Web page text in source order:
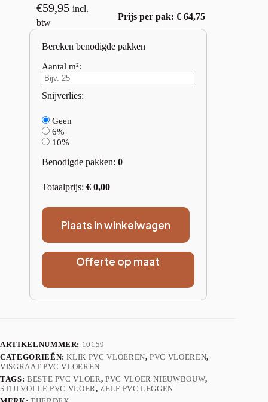
€59,95 incl.
btw
Prijs per pak: € 64,75
Bereken benodigde pakken
Aantal m²:
Snijverlies:
Geen
6%
10%
Benodigde pakken: 0
Totaalprijs: € 0,00
Plaats in winkelwagen
Offerte op maat
ARTIKELNUMMER: 10159
CATEGORIEËN:KLIK PVC VLOEREN,PVC VLOEREN,
VISGRAAT PVC VLOEREN
TAGS: BESTE PVC VLOER, PVC VLOER NIEUWBOUW,
STIJLVOLLE PVC VLOER, ZELF PVC LEGGEN